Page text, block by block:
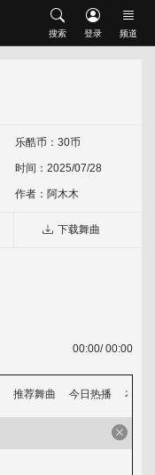
搜索 登录 频道
搜索
HOUSE Electro
乐酷币：30币
时间：2025/07/28
作者： 阿木木
下载舞曲
00:00/00:00
推荐舞曲 今日热播 本周